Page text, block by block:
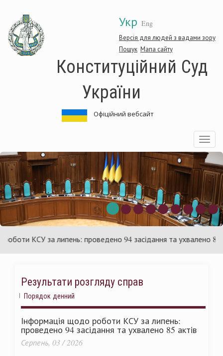
основного
матеріалу
Укр Eng
Версія для людей з вадами зору
Пошук Мапа сайту
Конституційний Суд
України
Офіційний вебсайт
Toggle
Суд
КСУ за липень: проведено 94 засідання та ухвалено 85
Результати розгляду справ
Порядок денний
Інформація щодо роботи КСУ за липень:
проведено 94 засідання та ухвалено 85 актів
Серпень, 03 / 2026